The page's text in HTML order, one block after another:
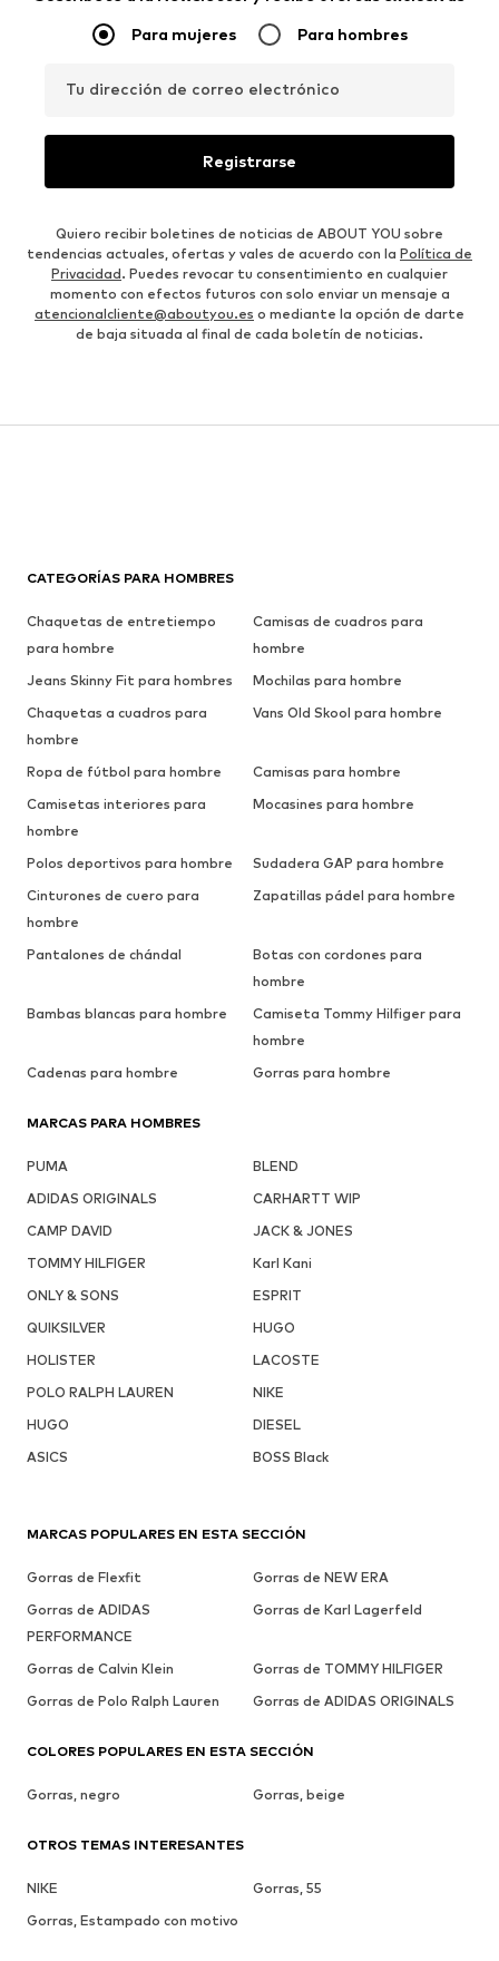
Para mujeres Para hombres
Tu dirección de correo electrónico
Registrarse
Quiero recibir boletines de noticias de ABOUT YOU sobre
tendencias actuales, ofertas y vales de acuerdo con la Política de
Privacidad. Puedes revocar tu consentimiento en cualquier
momento con efectos futuros con solo enviar un mensaje a
atencionalcliente@aboutyou.es o mediante la opción de darte
de baja situada al final de cada boletín de noticias.
CATEGORÍAS PARA HOMBRES
Chaquetas de entretiempo
para hombre
Camisas de cuadros para
hombre
Jeans Skinny Fit para hombres
Mochilas para hombre
Chaquetas a cuadros para
hombre
Vans Old Skool para hombre
Ropa de fútbol para hombre
Camisas para hombre
Camisetas interiores para
hombre
Mocasines para hombre
Polos deportivos para hombre
Sudadera GAP para hombre
Cinturones de cuero para
hombre
Zapatillas pádel para hombre
Pantalones de chándal
Botas con cordones para
hombre
Bambas blancas para hombre
Camiseta Tommy Hilfiger para
hombre
Cadenas para hombre
Gorras para hombre
MARCAS PARA HOMBRES
PUMA
BLEND
ADIDAS ORIGINALS
CARHARTT WIP
CAMP DAVID
JACK & JONES
TOMMY HILFIGER
Karl Kani
ONLY & SONS
ESPRIT
QUIKSILVER
HUGO
HOLISTER
LACOSTE
POLO RALPH LAUREN
NIKE
HUGO
DIESEL
ASICS
BOSS Black
MARCAS POPULARES EN ESTA SECCIÓN
Gorras de Flexfit
Gorras de NEW ERA
Gorras de ADIDAS
PERFORMANCE
Gorras de Karl Lagerfeld
Gorras de Calvin Klein
Gorras de TOMMY HILFIGER
Gorras de Polo Ralph Lauren
Gorras de ADIDAS ORIGINALS
COLORES POPULARES EN ESTA SECCIÓN
Gorras, negro Gorras, beige
OTROS TEMAS INTERESANTES
NIKE
Gorras, 55
Gorras, Estampado con motivo